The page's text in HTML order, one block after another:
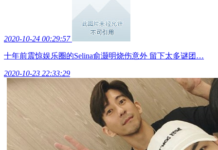
2020-10-24 00:29:57
十年前震惊娱乐圈的Selina俞灏明烧伤意外 留下太多谜团…
2020-10-23 22:33:29